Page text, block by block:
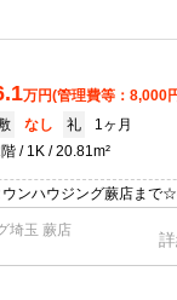
万円(管理費等：8,000
なし 礼
1ヶ月
1K 20.81m²
ンハウジング蕨店まで☆
での内見・契約もお気
埼玉 蕨店